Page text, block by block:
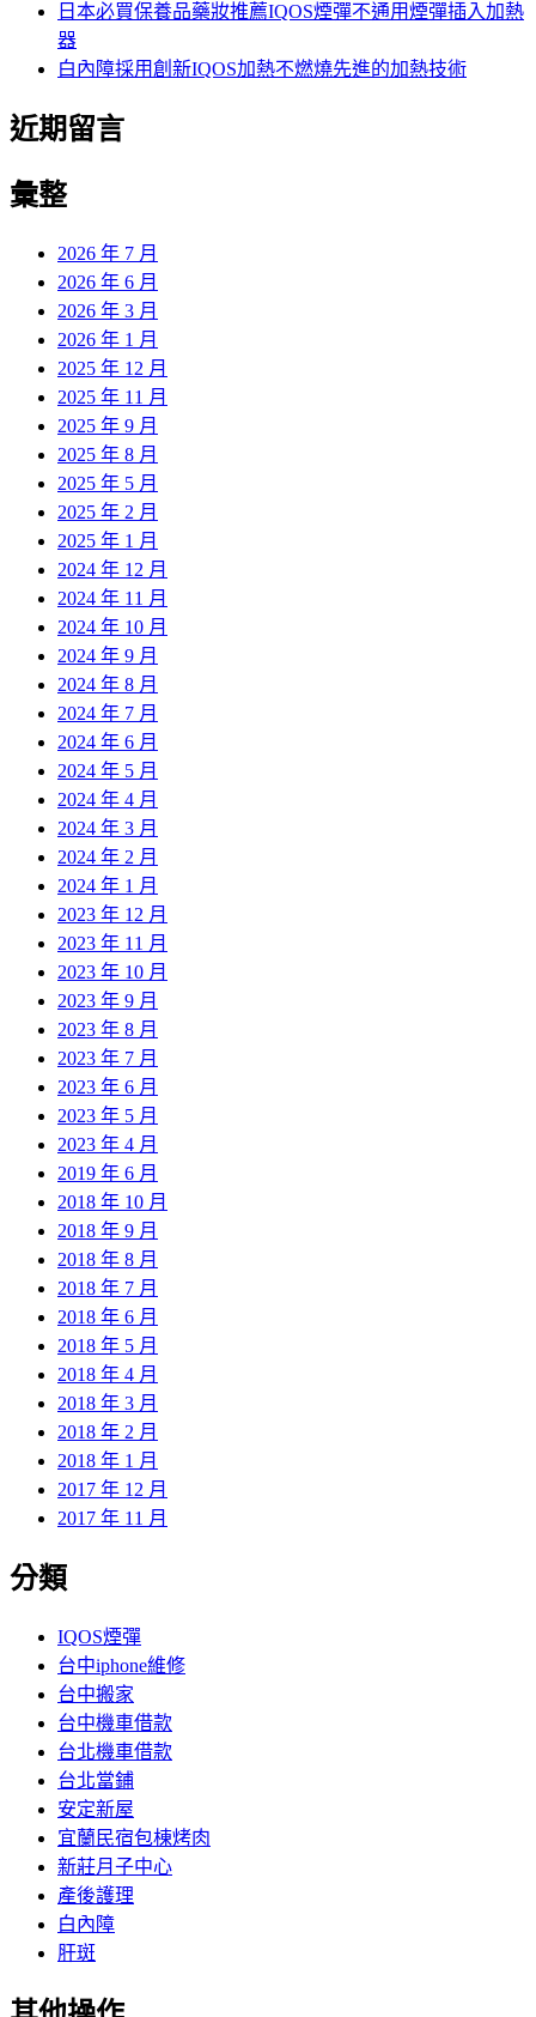
日本必買保養品藥妝推薦IQOS煙彈不通用煙彈插入加熱
器
白內障採用創新IQOS加熱不燃燒先進的加熱技術
近期留言
彙整
2026 年 7 月
2026 年 6 月
2026 年 3 月
2026 年 1 月
2025 年 12 月
2025 年 11 月
2025 年 9 月
2025 年 8 月
2025 年 5 月
2025 年 2 月
2025 年 1 月
2024 年 12 月
2024 年 11 月
2024 年 10 月
2024 年 9 月
2024 年 8 月
2024 年 7 月
2024 年 6 月
2024 年 5 月
2024 年 4 月
2024 年 3 月
2024 年 2 月
2024 年 1 月
2023 年 12 月
2023 年 11 月
2023 年 10 月
2023 年 9 月
2023 年 8 月
2023 年 7 月
2023 年 6 月
2023 年 5 月
2023 年 4 月
2019 年 6 月
2018 年 10 月
2018 年 9 月
2018 年 8 月
2018 年 7 月
2018 年 6 月
2018 年 5 月
2018 年 4 月
2018 年 3 月
2018 年 2 月
2018 年 1 月
2017 年 12 月
2017 年 11 月
分類
IQOS煙彈
台中iphone維修
台中搬家
台中機車借款
台北機車借款
台北當鋪
安定新屋
宜蘭民宿包棟烤肉
新莊月子中心
產後護理
白內障
肝斑